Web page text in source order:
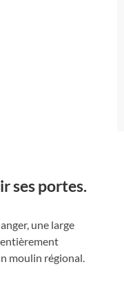
ses portes.
une large
moulin régional.